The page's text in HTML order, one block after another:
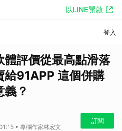
以LINE開啟
登入
體評價從最高點滑落
給91APP 這個併購
義？
• 專欄作家林宏文
訂閱